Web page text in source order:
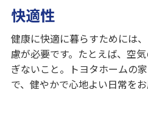
快適性
健康に快適に暮らすためには
慮が必要です。たとえば、空
ぎないこと。トヨタホームの
で、健やかで心地よい日常をお